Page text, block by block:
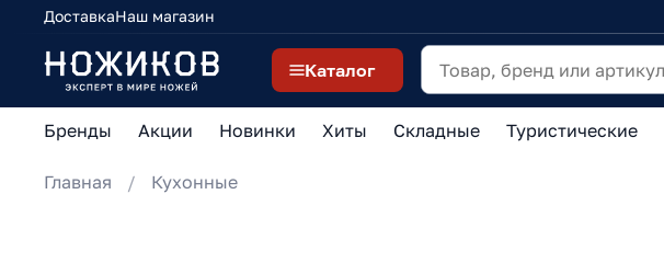
ДоставкаНаш магазин
Каталог
Бренды Акции Новинки Хиты Складные Туристические
Главная Кухонные